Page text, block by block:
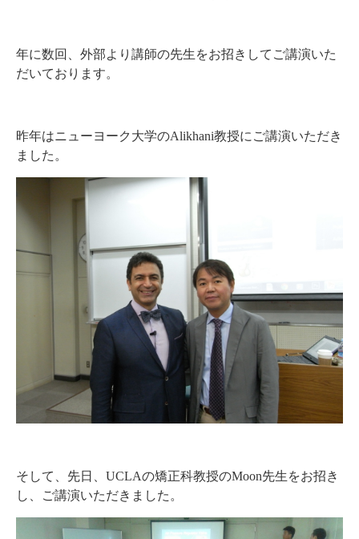
年に数回、外部より講師の先生をお招きしてご講演いた
だいております。
昨年はニューヨーク大学のAlikhani教授にご講演いただき
ました。
そして、先日、UCLAの矯正科教授のMoon先生をお招き
し、ご講演いただきました。